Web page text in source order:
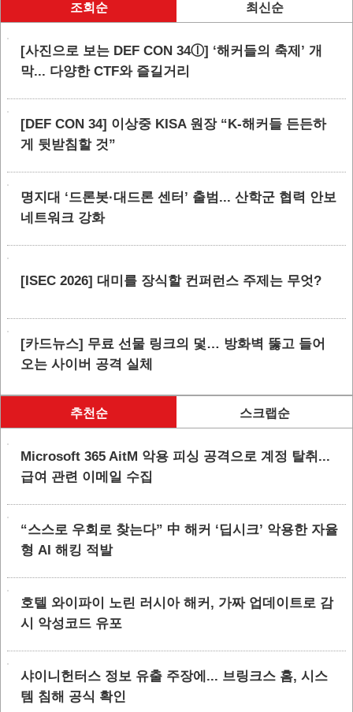
조회순 최신순
[사진으로 보는 DEF CON 34ⓛ] ‘해커들의 축제’ 개
막... 다양한 CTF와 즐길거리
[DEF CON 34] 이상중 KISA 원장 “K-해커들 든든하
게 뒷받침할 것”
명지대 ‘드론봇·대드론 센터’ 출범... 산학군 협력 안보
네트워크 강화
[ISEC 2026] 대미를 장식할 컨퍼런스 주제는 무엇?
[카드뉴스] 무료 선물 링크의 덫… 방화벽 뚫고 들어
오는 사이버 공격 실체
추천순 스크랩순
Microsoft 365 AitM 악용 피싱 공격으로 계정 탈취...
급여 관련 이메일 수집
“스스로 우회로 찾는다” 中 해커 ‘딥시크’ 악용한 자율
형 AI 해킹 적발
호텔 와이파이 노린 러시아 해커, 가짜 업데이트로 감
시 악성코드 유포
샤이니헌터스 정보 유출 주장에... 브링크스 홈, 시스
템 침해 공식 확인